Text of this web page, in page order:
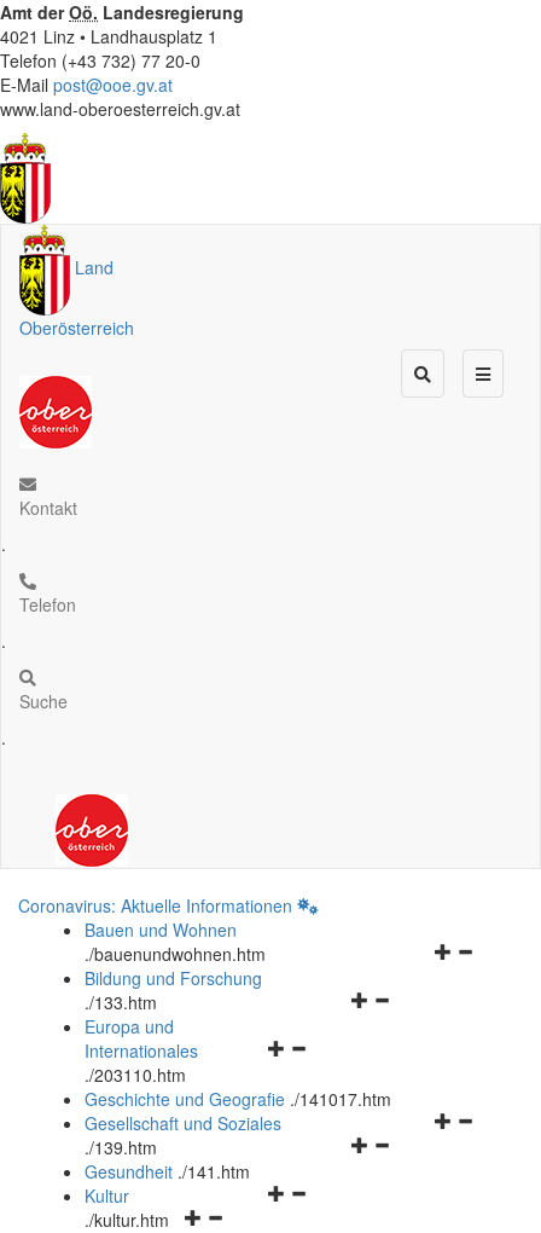
Amt derOö. Landesregierung
4021 Linz • Landhausplatz 1
Telefon (+43 732) 77 20-0
E-Mail post@ooe.gv.at
www.land-oberoesterreich.gv.at
Land
Oberösterreich
Kontakt
.
Telefon
.
Suche
.
Coronavirus: Aktuelle Informationen
Bauen und Wohnen
./bauenundwohnen.htm
Navigationsmenü
Bildung und Forschung
./133.htm
Navigationsmenü
und
schließen
Europa und
Internationales
./203110.htm
Geschichte und Geografie ./141017.htm
Navigationsmenü
Gesellschaft und Soziales
./139.htm
Navigationsmenü
Gesundheit ./141.htm
Navigationsmenü
Kultur
./kultur.htm